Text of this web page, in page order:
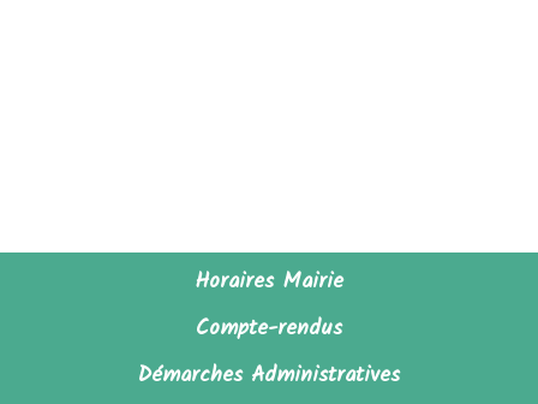
Horaires Mairie
Compte-rendus
Démarches Administratives